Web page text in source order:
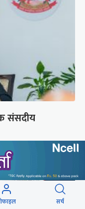
संसदीय
सर्च